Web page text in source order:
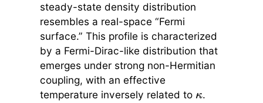
steady-state density distribution
resembles a real-space “Fermi
surface.” This profile is characterized
by a Fermi-Dirac-like distribution that
emerges under strong non-Hermitian
coupling, with an effective
temperature inversely related to κ.